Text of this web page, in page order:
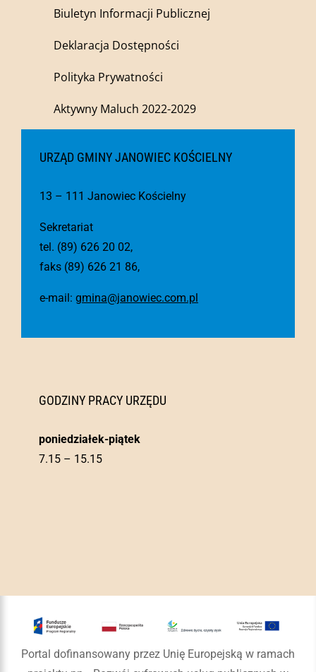
Biuletyn Informacji Publicznej
Deklaracja Dostępności
Polityka Prywatności
Aktywny Maluch 2022-2029
URZĄD GMINY JANOWIEC KOŚCIELNY
13 – 111 Janowiec Kościelny
Sekretariat
tel. (89) 626 20 02,
faks (89) 626 21 86,
e-mail: gmina@janowiec.com.pl
GODZINY PRACY URZĘDU
poniedziałek-piątek
7.15 – 15.15
Portal dofinansowany przez Unię Europejską w ramach